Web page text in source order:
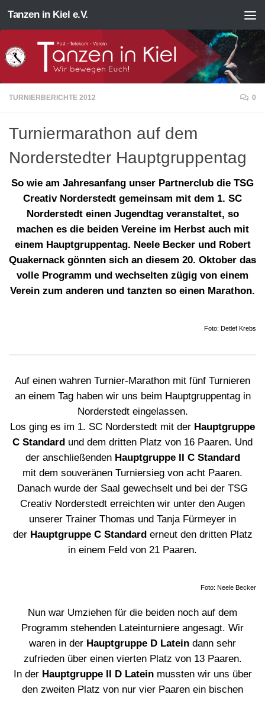
Zum Inhalt springen
Tanzen in Kiel e.V.
TURNIERBERICHTE 2012 0
Turniermarathon auf dem
Norderstedter Hauptgruppentag
So wie am Jahresanfang unser Partnerclub die TSG
Creativ Norderstedt gemeinsam mit dem 1. SC
Norderstedt einen Jugendtag veranstaltet, so
machen es die beiden Vereine im Herbst auch mit
einem Hauptgruppentag. Neele Becker und Robert
Quakernack gönnten sich an diesem 20. Oktober das
volle Programm und wechselten zügig von einem
Verein zum anderen und tanzten so einen Marathon.
Foto: Detlef Krebs
Auf einen wahren Turnier-Marathon mit fünf Turnieren
an einem Tag haben wir uns beim Hauptgruppentag in
Norderstedt eingelassen.
Los ging es im 1. SC Norderstedt mit der Hauptgruppe
C Standard und dem dritten Platz von 16 Paaren. Und
der anschließenden Hauptgruppe II C Standard
mit dem souveränen Turniersieg von acht Paaren.
Danach wurde der Saal gewechselt und bei der TSG
Creativ Norderstedt erreichten wir unter den Augen
unserer Trainer Thomas und Tanja Fürmeyer in
der Hauptgruppe C Standard erneut den dritten Platz
in einem Feld von 21 Paaren.
Foto: Neele Becker
Nun war Umziehen für die beiden noch auf dem
Programm stehenden Lateinturniere angesagt. Wir
waren in der Hauptgruppe D Latein dann sehr
zufrieden über einen vierten Platz von 13 Paaren.
In der Hauptgruppe II D Latein mussten wir uns über
den zweiten Platz von nur vier Paaren ein bischen